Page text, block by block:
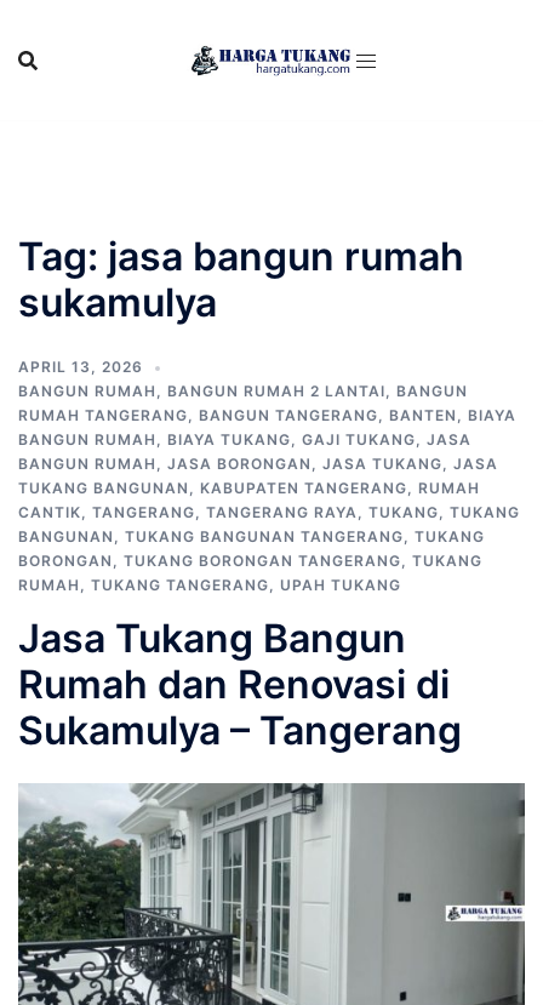
content
Tag: jasa bangun rumah
sukamulya
APRIL 13, 2026
BANGUN RUMAH , BANGUN RUMAH 2 LANTAI, BANGUN
RUMAH TANGERANG, BANGUN TANGERANG, BANTEN , BIAYA
BANGUN RUMAH , BIAYA TUKANG, GAJI TUKANG, JASA
BANGUN RUMAH , JASA BORONGAN , JASA TUKANG, JASA
TUKANG BANGUNAN , KABUPATEN TANGERANG, RUMAH
CANTIK, TANGERANG, TANGERANG RAYA, TUKANG, TUKANG
BANGUNAN , TUKANG BANGUNAN TANGERANG, TUKANG
BORONGAN , TUKANG BORONGAN TANGERANG, TUKANG
RUMAH , TUKANG TANGERANG, UPAH TUKANG
Jasa Tukang Bangun
Rumah dan Renovasi di
Sukamulya – Tangerang